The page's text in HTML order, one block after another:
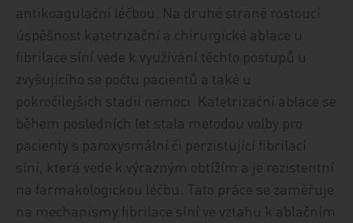
antikoagulační léčbou. Na druhé straně rostoucí
úspěšnost katetrizační a chirurgické ablace u
fibrilace síní vede k využívání těchto postupů u
zvyšujícího se počtu pacientů a také u
pokročilejších stadií nemoci. Katetrizační ablace se
během posledních let stala metodou volby pro
pacienty s paroxysmální či perzistující fibrilací
síní, která vede k výrazným obtížím a je rezistentní
na farmakologickou léčbu. Tato práce se zaměřuje
na mechanismy fibrilace síní ve vztahu k ablačním